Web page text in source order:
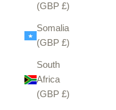
(GBP £)
Somalia
(GBP £)
South
Africa
(GBP £)